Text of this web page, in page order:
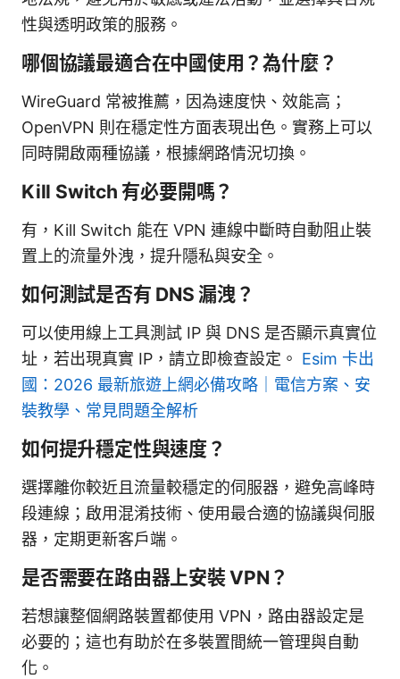
性與透明政策的服務。
哪個協議最適合在中國使用？為什麼？
WireGuard 常被推薦，因為速度快、效能高；
OpenVPN 則在穩定性方面表現出色。實務上可以
同時開啟兩種協議，根據網路情況切換。
Kill Switch 有必要開嗎？
有，Kill Switch 能在 VPN 連線中斷時自動阻止裝
置上的流量外洩，提升隱私與安全。
如何測試是否有 DNS 漏洩？
可以使用線上工具測試 IP 與 DNS 是否顯示真實位
址，若出現真實 IP，請立即檢查設定。 Esim 卡出
國：2026 最新旅遊上網必備攻略｜電信方案、安
裝教學、常見問題全解析
如何提升穩定性與速度？
選擇離你較近且流量較穩定的伺服器，避免高峰時
段連線；啟用混淆技術、使用最合適的協議與伺服
器，定期更新客戶端。
是否需要在路由器上安裝 VPN？
若想讓整個網路裝置都使用 VPN，路由器設定是
必要的；這也有助於在多裝置間統一管理與自動
化。